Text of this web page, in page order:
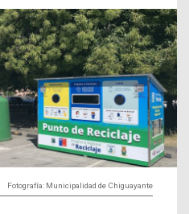
Fotografía: Municipalidad de Chiguayante